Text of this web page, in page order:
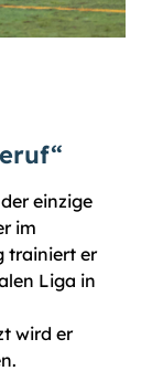
einzige
im
trainiert er
Liga in
wird er